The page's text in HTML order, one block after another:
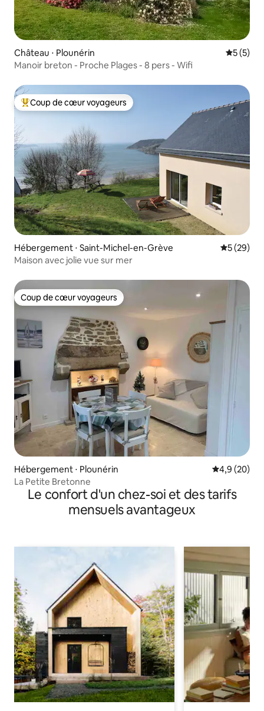
Château ⋅ Plounérin
5 (5)
Manoir breton - Proche Plages - 8 pers - Wifi
Coups de cœur voyageurs les plus appréciés
Coup de cœur voyageurs
Hébergement ⋅ Saint-Michel-en-Grève
5 (29)
Maison avec jolie vue sur mer
Coup de cœur voyageurs
Coup de cœur voyageurs
Hébergement ⋅ Plounérin Évaluation
4,9 (20)
La Petite Bretonne
Le confort d'un chez-soi et des tarifs
mensuels avantageux